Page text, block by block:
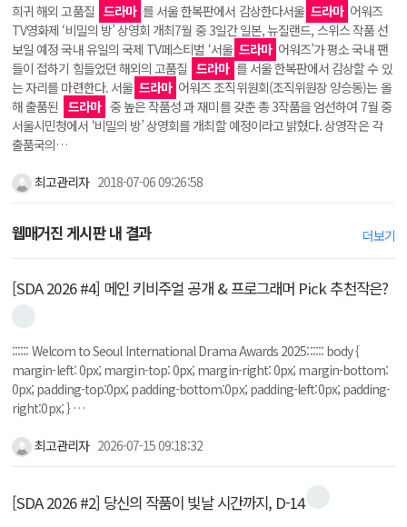
희귀 해외 고품질 드라마 를 서울 한복판에서 감상한다서울 드라마 어워즈
TV영화제 ‘비밀의 방’ 상영회 개최7월 중 3일간 일본, 뉴질랜드, 스위스 작품 선
보일 예정 국내 유일의 국제 TV페스티벌 ‘서울 드라마 어워즈’가 평소 국내 팬
들이 접하기 힘들었던 해외의 고품질 드라마 를 서울 한복판에서 감상할 수 있
는 자리를 마련한다. 서울 드라마 어워즈 조직위원회(조직위원장 양승동)는 올
해 출품된 드라마 중 높은 작품성 과 재미를 갖춘 총 3작품을 엄선하여 7월 중
서울시민청에서 ‘비밀의 방’ 상영회를 개최할 예정이라고 밝혔다. 상영작은 각
출품국의…
최고관리자 2018-07-06 09:26:58
웹매거진 게시판 내 결과 더보기
[SDA 2026 #4] 메인 키비주얼 공개 & 프로그래머 Pick 추천작은?
:::::: Welcom to Seoul International Drama Awards 2025:::::: body {
margin-left: 0px; margin-top: 0px; margin-right: 0px; margin-bottom:
0px; padding-top:0px; padding-bottom:0px; padding-left:0px; padding-
right:0px; } …
최고관리자 2026-07-15 09:18:32
[SDA 2026 #2] 당신의 작품이 빛날 시간까지, D-14